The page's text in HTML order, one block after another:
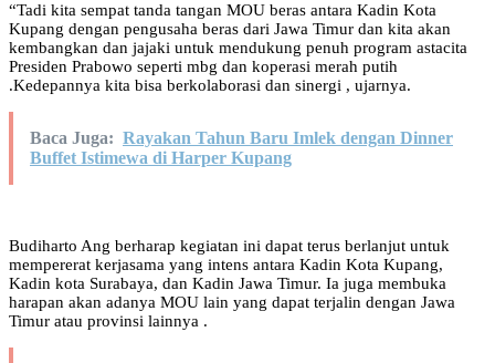
“Tadi kita sempat tanda tangan MOU beras antara Kadin Kota
Kupang dengan pengusaha beras dari Jawa Timur dan kita akan
kembangkan dan jajaki untuk mendukung penuh program astacita
Presiden Prabowo seperti mbg dan koperasi merah putih
.Kedepannya kita bisa berkolaborasi dan sinergi , ujarnya.
Baca Juga: Rayakan Tahun Baru Imlek dengan Dinner
Buffet Istimewa di Harper Kupang
Budiharto Ang berharap kegiatan ini dapat terus berlanjut untuk
mempererat kerjasama yang intens antara Kadin Kota Kupang,
Kadin kota Surabaya, dan Kadin Jawa Timur. Ia juga membuka
harapan akan adanya MOU lain yang dapat terjalin dengan Jawa
Timur atau provinsi lainnya .